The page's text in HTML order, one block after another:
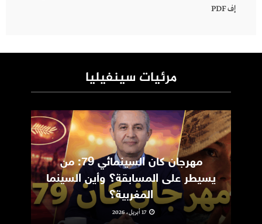
إف PDF
مرئيات سينفيليا
مهرجان كان السينمائي 79: من
يسيطر على المسابقة؟ وأين السينما
المغربية؟
17 أبريل، 2026